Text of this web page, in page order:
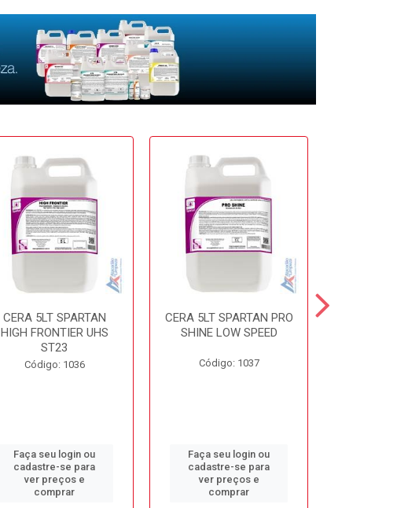
CERA 5LT SPARTAN
HIGH FRONTIER UHS
ST23
Código: 1036
Faça seu login ou
cadastre-se para
ver preços e
comprar
CERA 5LT SPARTAN PRO
SHINE LOW SPEED
Código: 1037
Faça seu login ou
cadastre-se para
ver preços e
comprar